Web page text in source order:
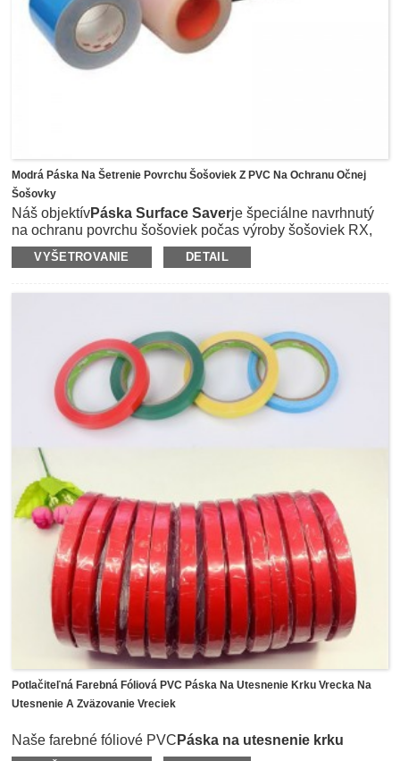
Modrá Páska Na Šetrenie Povrchu Šošoviek Z PVC Na Ochranu Očnej
Šošovky
Náš objektívPáska Surface Saverje špeciálne navrhnutý
na ochranu povrchu šošoviek počas výroby šošoviek RX,
ako je rezanie, leštenie a brúsenie.Môže účinne pomôcť
zabrániť škrabancom alebo časticiam poškodzujúcim
povrchu používa ako nosič modrú pružnú PVC fóliu, ktorú
lepidlom z prírodného kaučuku, aby sa zabezpečila
vynikajúca priľnavosť k šošovke s nízkym krútiacim
momentom, aby sa zaistilo presné olemovanie.Po
odblokovaní sa dá zo šošovky jednoducho a čisto odlúpnuť
bez toho, aby na šošovke zostali nejaké zvyšky alebo
duch.Naša fóliová páska z PVC sa môže aplikovať nielen
na šošovky, ale aj na výrobu skla a iných optických
materiálov.
VYŠETROVANIE DETAIL
Potlačiteľná Farebná Fóliová PVC Páska Na Utesnenie Krku Vrecka Na
Utesnenie A Zväzovanie Vreciek
Naše farebné fóliové PVC Páska na utesnenie krku
vreckaje špeciálne navrhnutý na utesňovanie, páskovanie